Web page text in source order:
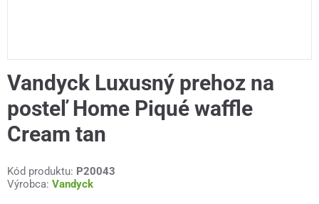
Vandyck Luxusný prehoz na
posteľ Home Piqué waffle
Cream tan
Kód produktu: P20043
Výrobca: Vandyck